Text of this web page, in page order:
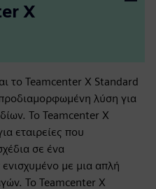
X
το Teamcenter X Standard
λύση για
Το Teamcenter X
εταιρείες που
σε ένα
με μια απλή
Το Teamcenter X